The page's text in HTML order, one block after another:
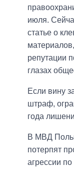
июля.
статье о
репутации
глазах
Если вину
штраф,
года
В МВД
потерпят
агрессии